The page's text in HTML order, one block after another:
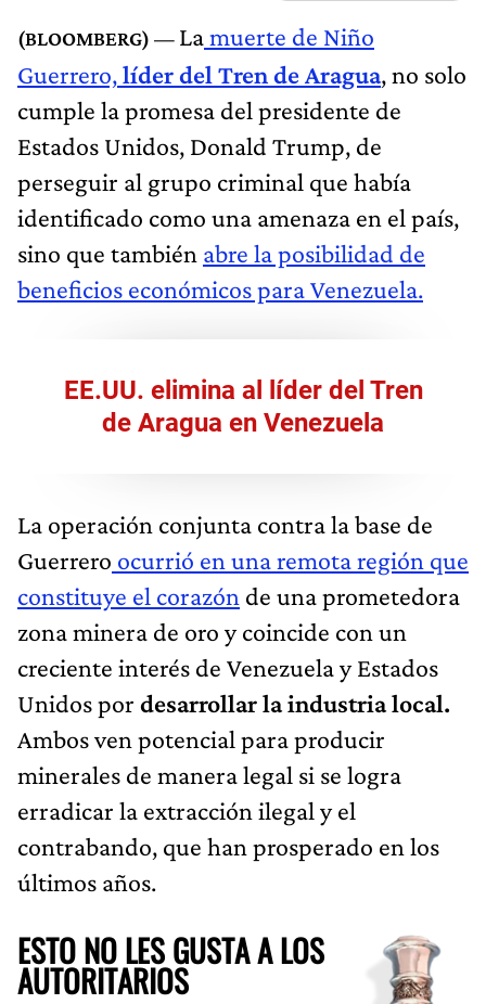
Lamuerte de Niño
Guerrero,líder del Tren de Aragua, no solo
cumple la promesa del presidente de
Estados Unidos, Donald Trump, de
perseguir al grupo criminal que había
identificado como una amenaza en el país,
sino que también abre la posibilidad de
beneficios económicos para Venezuela.
EE.UU. elimina al líder del Tren
de Aragua en Venezuela
La operación conjunta contra la base de
Guerrero ocurrió en una remota región que
constituye el corazón de una prometedora
zona minera de oro y coincide con un
creciente interés de Venezuela y Estados
Unidos por desarrollar la industria local.
Ambos ven potencial para producir
minerales de manera legal si se logra
erradicar la extracción ilegal y el
contrabando, que han prosperado en los
últimos años.
ESTO NO LES GUSTA A LOS
AUTORITARIOS